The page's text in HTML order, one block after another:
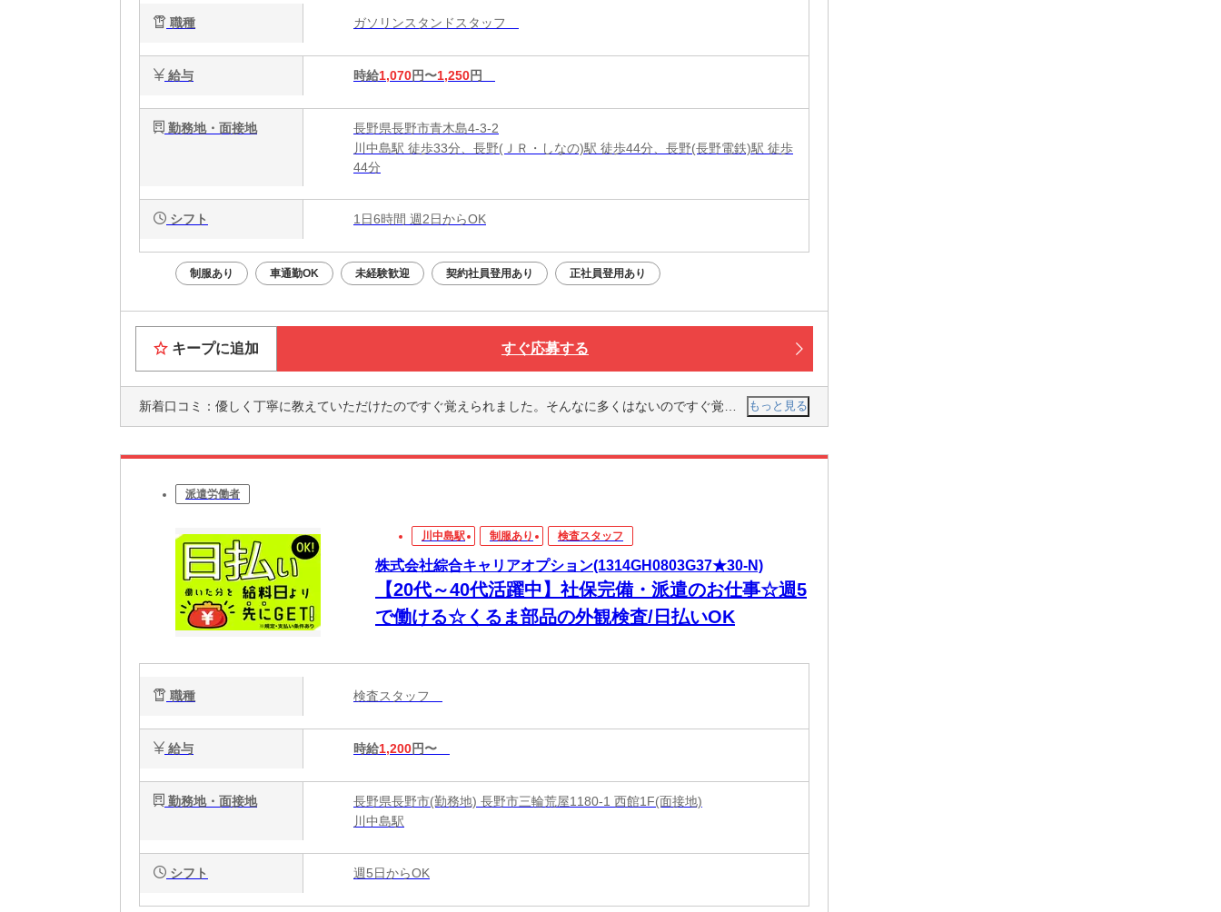
職種 ガソリンスタンドスタッフ
給与 時給1,070円〜1,250円
勤務地・面接地
長野県長野市青木島4-3-2
川中島駅 徒歩33分、長野(ＪＲ・しなの)駅 徒歩44分、長野(長野電鉄)駅 徒歩
44分
シフト 1日6時間 週2日からOK
制服あり 車通勤OK 未経験歓迎 契約社員登用あり 正社員登用あり
キープに追加 すぐ応募する
新着口コミ： 優しく丁寧に教えていただけたのですぐ覚えられました。そんなに多くはないのですぐ覚えられると思います。 もっと見る
派遣労働者
川中島駅 制服あり 検査スタッフ
株式会社綜合キャリアオプション(1314GH0803G37★30-N)
【20代～40代活躍中】社保完備・派遣のお仕事☆週5
で働ける☆くるま部品の外観検査/日払いOK
職種 検査スタッフ
給与 時給1,200円〜
勤務地・面接地
長野県長野市(勤務地) 長野市三輪荒屋1180-1 西館1F(面接地)
川中島駅
シフト 週5日からOK